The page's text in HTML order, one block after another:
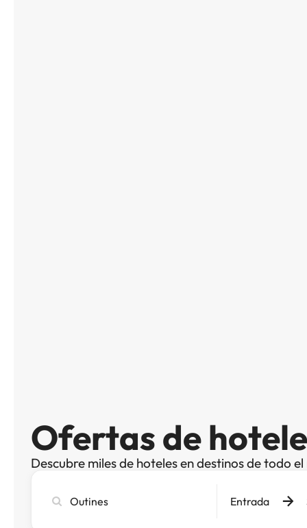
Ofertas de
Descubre miles de hoteles en destinos de todo
ciudad,
Entrada